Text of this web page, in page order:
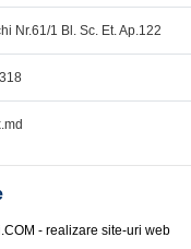
Nr.61/1 Bl. Sc. Et. Ap.122
- realizare site-uri web